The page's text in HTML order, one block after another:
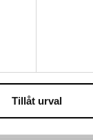
Tillåt urval